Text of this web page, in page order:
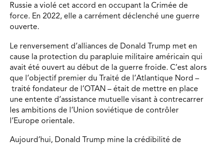
Russie a violé cet accord en occupant la Crimée de
force. En 2022, elle a carrément déclenché une guerre
ouverte.
Le renversement d’alliances de Donald Trump met en
cause la protection du parapluie militaire américain qui
avait été ouvert au début de la guerre froide. C’est alors
que l’objectif premier du Traité de l’Atlantique Nord –
traité fondateur de l’OTAN – était de mettre en place
une entente d’assistance mutuelle visant à contrecarrer
les ambitions de l’Union soviétique de contrôler
l’Europe orientale.
Aujourd’hui, Donald Trump mine la crédibilité de